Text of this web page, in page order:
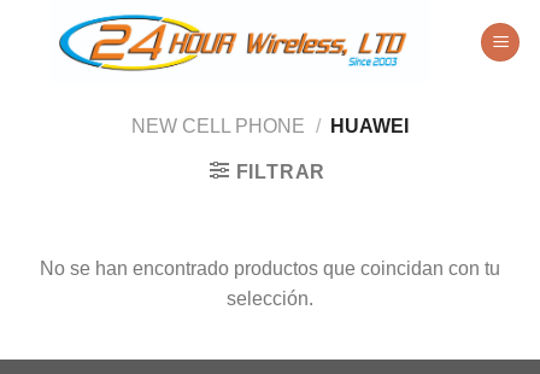
NEW CELL PHONE / HUAWEI
FILTRAR
No se han encontrado productos que coincidan con tu
selección.